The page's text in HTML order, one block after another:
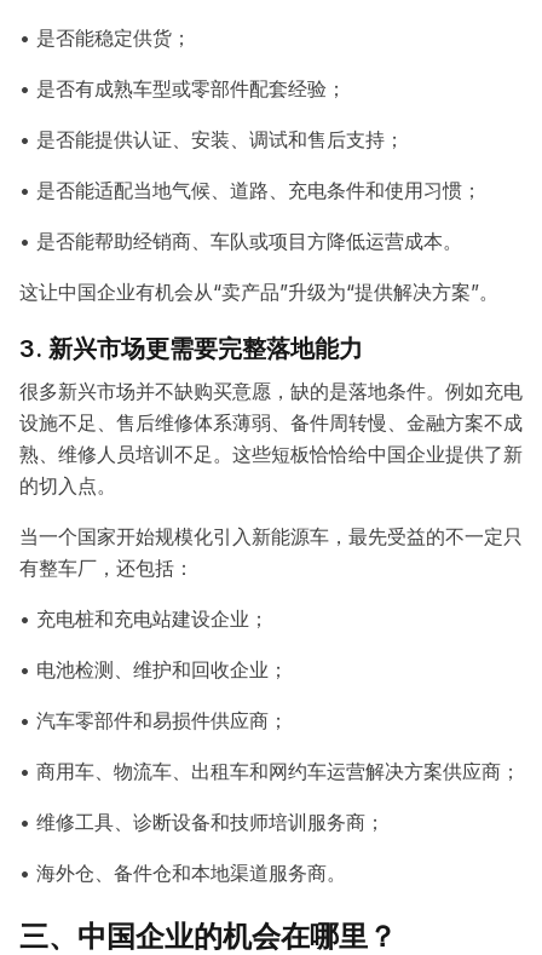
• 是否能稳定供货；
• 是否有成熟车型或零部件配套经验；
• 是否能提供认证、安装、调试和售后支持；
• 是否能适配当地气候、道路、充电条件和使用习惯；
• 是否能帮助经销商、车队或项目方降低运营成本。
这让中国企业有机会从“卖产品”升级为“提供解决方案”。
3. 新兴市场更需要完整落地能力
很多新兴市场并不缺购买意愿，缺的是落地条件。例如充电
设施不足、售后维修体系薄弱、备件周转慢、金融方案不成
熟、维修人员培训不足。这些短板恰恰给中国企业提供了新
的切入点。
当一个国家开始规模化引入新能源车，最先受益的不一定只
有整车厂，还包括：
• 充电桩和充电站建设企业；
• 电池检测、维护和回收企业；
• 汽车零部件和易损件供应商；
• 商用车、物流车、出租车和网约车运营解决方案供应商；
• 维修工具、诊断设备和技师培训服务商；
• 海外仓、备件仓和本地渠道服务商。
三、中国企业的机会在哪里？